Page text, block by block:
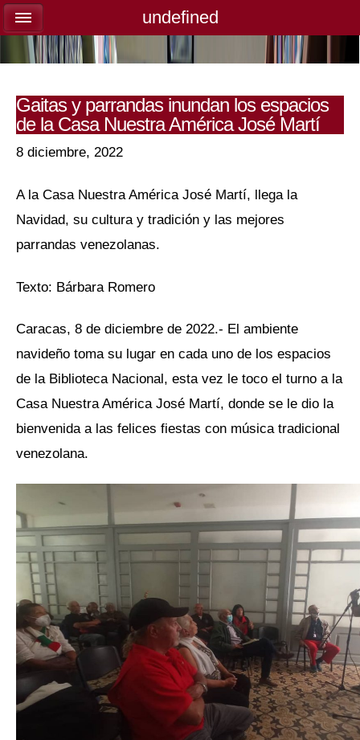
Gaitas y parrandas inundan los espacios
de la Casa Nuestra América José Martí
8 diciembre, 2022
A la Casa Nuestra América José Martí, llega la
Navidad, su cultura y tradición y las mejores
parrandas venezolanas.
Texto: Bárbara Romero
Caracas, 8 de diciembre de 2022.- El ambiente
navideño toma su lugar en cada uno de los espacios
de la Biblioteca Nacional, esta vez le toco el turno a la
Casa Nuestra América José Martí, donde se le dio la
bienvenida a las felices fiestas con música tradicional
venezolana.
undefined
undefined